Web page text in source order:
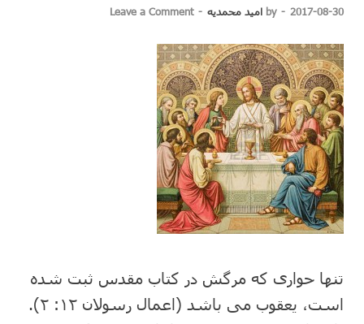
2017-08-30
-
by امید محمدیه -
Leave a Comment
تنها حواری که مرگش در کتاب مقدس ثبت شده
است، یعقوب می باشد (اعمال رسولان ۱۲: ۲).